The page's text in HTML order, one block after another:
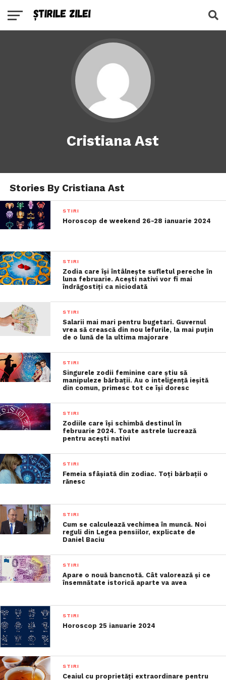
Cristiana Ast
Stories By Cristiana Ast
STIRI
Horoscop de weekend 26-28 ianuarie 2024
STIRI
Zodia care își întâlnește sufletul pereche în
luna februarie. Acești nativi vor fi mai
îndrăgostiți ca niciodată
STIRI
Salarii mai mari pentru bugetari. Guvernul
vrea să crească din nou lefurile, la mai puţin
de o lună de la ultima majorare
STIRI
Singurele zodii feminine care știu să
manipuleze bărbații. Au o inteligență ieșită
din comun, primesc tot ce își doresc
STIRI
Zodiile care își schimbă destinul în
februarie 2024. Toate astrele lucrează
pentru acești nativi
STIRI
Femeia sfâșiată din zodiac. Toți bărbații o
rănesc
STIRI
Cum se calculează vechimea în muncă. Noi
reguli din Legea pensiilor, explicate de
Daniel Baciu
STIRI
Apare o nouă bancnotă. Cât valorează și ce
însemnătate istorică aparte va avea
STIRI
Horoscop 25 ianuarie 2024
STIRI
Ceaiul cu proprietăți extraordinare pentru